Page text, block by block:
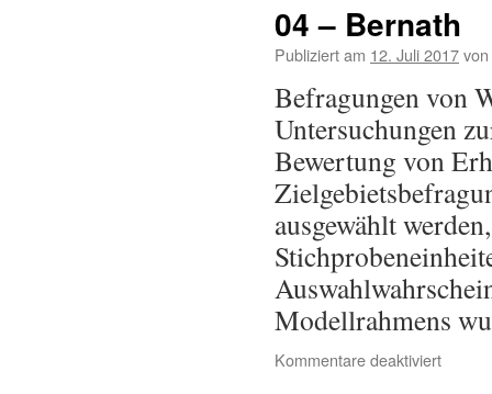
04 – Bernath
Publiziert am 12. Juli 2017von
Befragungen von
Untersuchungen
Bewertung von
ausgewählt
Modellrahmens
Kommentare deaktiviert